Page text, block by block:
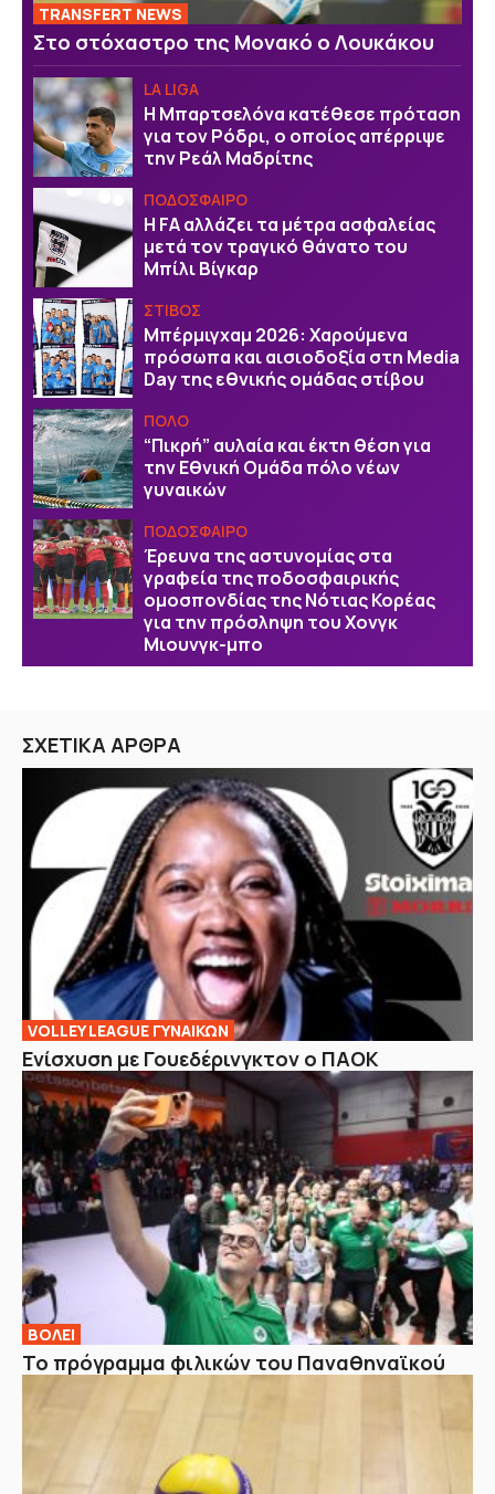
TRANSFERT NEWS
Στο στόχαστρο της Μονακό ο Λουκάκου
LA LIGA
Η Μπαρτσελόνα κατέθεσε πρόταση
για τον Ρόδρι, ο οποίος απέρριψε
την Ρεάλ Μαδρίτης
ΠΟΔΟΣΦΑΙΡΟ
Η FA αλλάζει τα μέτρα ασφαλείας
μετά τον τραγικό θάνατο του
Μπίλι Βίγκαρ
ΣΤΙΒΟΣ
Μπέρμιγχαμ 2026: Χαρούμενα
πρόσωπα και αισιοδοξία στη Media
Day της εθνικής ομάδας στίβου
ΠΟΛΟ
“Πικρή” αυλαία και έκτη θέση για
την Εθνική Ομάδα πόλο νέων
γυναικών
ΠΟΔΟΣΦΑΙΡΟ
Έρευνα της αστυνομίας στα
γραφεία της ποδοσφαιρικής
ομοσπονδίας της Νότιας Κορέας
για την πρόσληψη του Χονγκ
Μιουνγκ-μπο
ΣΧΕΤΙΚΑ ΑΡΘΡΑ
VOLLEY LEAGUE ΓΥΝΑΙΚΩΝ
Ενίσχυση με Γουεδέρινγκτον ο ΠΑΟΚ
ΒOΛΕΙ
Το πρόγραμμα φιλικών του Παναθηναϊκού